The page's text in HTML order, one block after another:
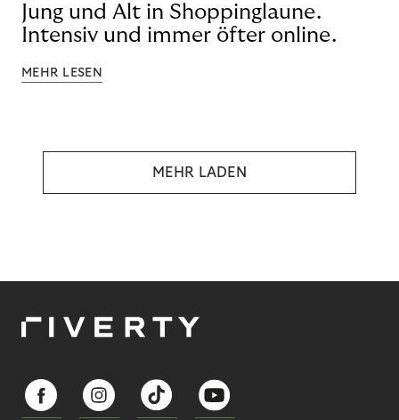
Jung und Alt in Shoppinglaune.
Intensiv und immer öfter online.
MEHR LESEN
MEHR LADEN